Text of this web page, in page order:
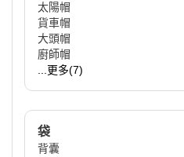
太陽帽
貨車帽
大頭帽
廚師帽
...更多(7)
袋
背囊